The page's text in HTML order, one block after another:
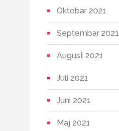
Oktobar 2021
Septembar 2021
August 2021
Juli 2021
Juni 2021
Maj 2021